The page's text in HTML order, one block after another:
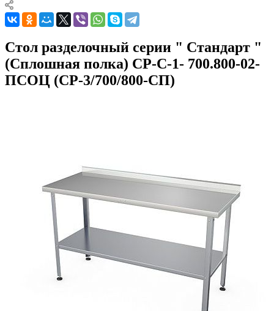
Стол разделочный серии " Стандарт "
(Сплошная полка) СР-С-1- 700.800-02-
ПСОЦ (СР-3/700/800-СП)